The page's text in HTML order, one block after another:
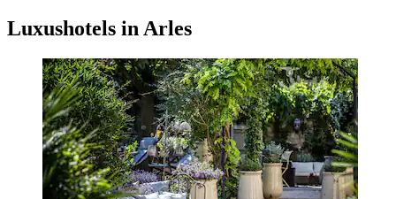
Luxushotels in Arles